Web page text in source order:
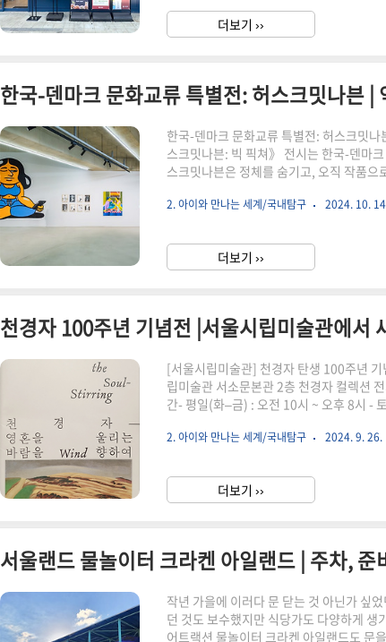
식 명소, 록희원 불당점 록희원은 두정동에
오픈했다. 이곳은 특히 가족 단위 방문객에
더보기 ››
한국-덴마크 문화교류 특별전: 허스크밋
스크밋나븐: 빅 픽쳐》 전시는 한국-덴마
스크밋나븐은 정체를 숨기고, 오직 작품
에서는 작가가 직접 한국을 방문해 미술관
고 한다. 따라서, 한국 관람객에게만 공개
있다. 전시에는 벽화를 포함해 회화, 드로
2. 아이와 만나는 세계/국내탐구 2024. 10.
더보기 ››
[서울시립미술관] 천경자 탄생 100주년
립미술관 서소문본관 2층 천경자 컬렉션
간- 평일(화–금) : 오전 10시 ~ 오후 8시 -
후 9시입장 마감 시간관람 종료 1시간 전
휴관일, 월요일에는 운영하지 않음)전시
2. 아이와 만나는 세계/국내탐구 2024. 9. 26.
더보기 ››
작년 가을에 이러다 문 닫는 것 아닌가 싶
던 것도 보수했지만 식당가도 다양하게
어트랙션 물놀이터 크라켄 아일랜드도 문